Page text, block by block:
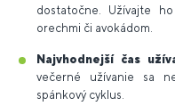
dostatočne. Užívajte
orechmi či avokádom.
Najvhodnejší čas
večerné užívanie sa
spánkový cyklus.